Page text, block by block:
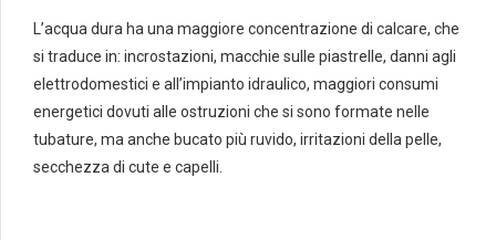
L’acqua dura ha una maggiore concentrazione di calcare, che
si traduce in: incrostazioni, macchie sulle piastrelle, danni agli
elettrodomestici e all’impianto idraulico, maggiori consumi
energetici dovuti alle ostruzioni che si sono formate nelle
tubature, ma anche bucato più ruvido, irritazioni della pelle,
secchezza di cute e capelli.